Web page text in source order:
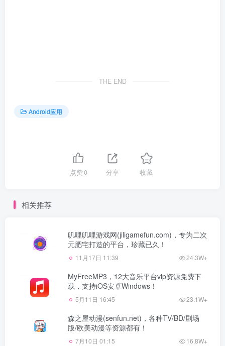
THE END
Android应用
点赞0 分享 收藏
相关推荐
叽哩叽哩游戏网(jiligamefun.com)，专为二次
元肥宅打造的平台，珍藏已久！
11月17日 11:39 24.3W+
MyFreeMP3，12大音乐平台vip资源免费下
载，支持iOS安卓Windows！
5月11日 16:45 23.1W+
森之屋动漫(senfun.net)，各种TV/BD/剧场
版/欧美动漫等资源都有！
7月10日 01:15 16.8W+